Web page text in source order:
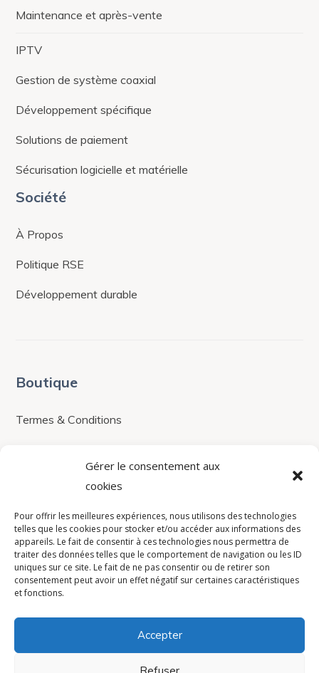
Gérer le consentement aux
cookies
Pour offrir les meilleures expériences, nous utilisons des technologies
telles que les cookies pour stocker et/ou accéder aux informations des
appareils. Le fait de consentir à ces technologies nous permettra de
traiter des données telles que le comportement de navigation ou les ID
uniques sur ce site. Le fait de ne pas consentir ou de retirer son
consentement peut avoir un effet négatif sur certaines caractéristiques
et fonctions.
Accepter
Maintenance et après-vente
IPTV
Gestion de système coaxial
Développement spécifique
Solutions de paiement
Sécurisation logicielle et matérielle
Société
À Propos
Politique RSE
Développement durable
Boutique
Termes & Conditions
contact@avistel.fr
France
15 Rue Auguste Bartholdi,